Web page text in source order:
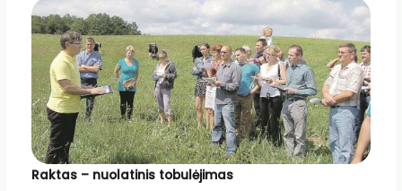
Raktas – nuolatinis tobulėjimas